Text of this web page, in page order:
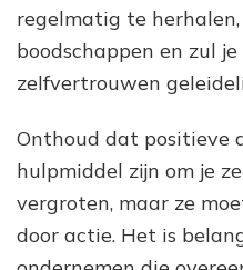
regelmatig te
boodschappen en zul
zelfvertrouwen
Onthoud dat positieve
hulpmiddel zijn om je
vergroten, maar ze
door actie. Het is